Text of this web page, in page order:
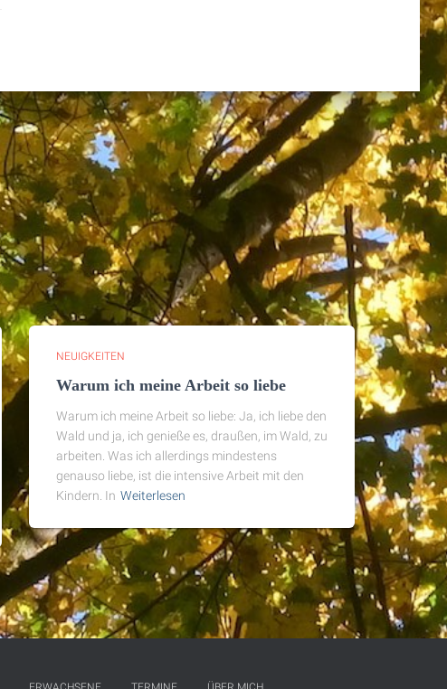
NEUIGKEITEN
Warum ich meine Arbeit so liebe
Warum ich meine Arbeit so liebe: Ja, ich liebe den
Wald und ja, ich genieße es, draußen, im Wald, zu
arbeiten. Was ich allerdings mindestens
genauso liebe, ist die intensive Arbeit mit den
Kindern. In Weiterlesen